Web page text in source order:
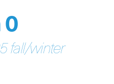
fall/winter